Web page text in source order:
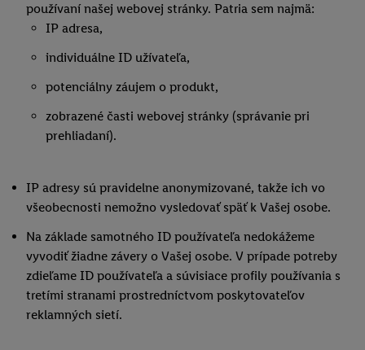
používaní našej webovej stránky. Patria sem najmä:
IP adresa,
individuálne ID užívateľa,
potenciálny záujem o produkt,
zobrazené časti webovej stránky (správanie pri
prehliadaní).
IP adresy sú pravidelne anonymizované, takže ich vo
všeobecnosti nemožno vysledovať späť k Vašej osobe.
Na základe samotného ID používateľa nedokážeme
vyvodiť žiadne závery o Vašej osobe. V prípade potreby
zdieľame ID používateľa a súvisiace profily používania s
tretími stranami prostredníctvom poskytovateľov
reklamných sietí.